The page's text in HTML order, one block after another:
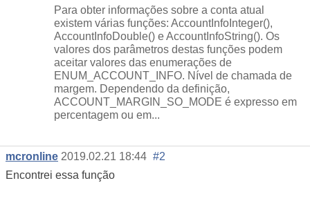
Para obter informações sobre a conta atual
existem várias funções: AccountInfoInteger(),
AccountInfoDouble() e AccountInfoString(). Os
valores dos parâmetros destas funções podem
aceitar valores das enumerações de
ENUM_ACCOUNT_INFO. Nível de chamada de
margem. Dependendo da definição,
ACCOUNT_MARGIN_SO_MODE é expresso em
percentagem ou em...
mcronline 2019.02.21 18:44 #2
Encontrei essa função